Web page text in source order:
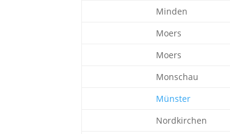
Minden
Moers
Moers
Monschau
Münster
Nordkirchen